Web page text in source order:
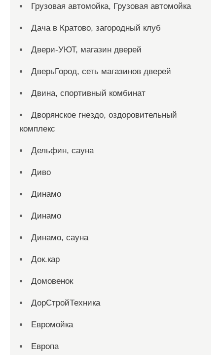
Грузовая автомойка, Грузовая автомойка
Дача в Кратово, загородный клуб
Двери-УЮТ, магазин дверей
ДверьГород, сеть магазинов дверей
Двина, спортивный комбинат
Дворянское гнездо, оздоровительный
комплекс
Дельфин, сауна
Диво
Динамо
Динамо
Динамо, сауна
Док.кар
Домовенок
ДорСтройТехника
Евромойка
Европа